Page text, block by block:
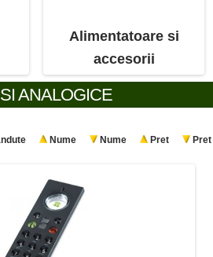
Alimentatoare si
accesorii
ANALOGICE
Nume Nume Pret Pret